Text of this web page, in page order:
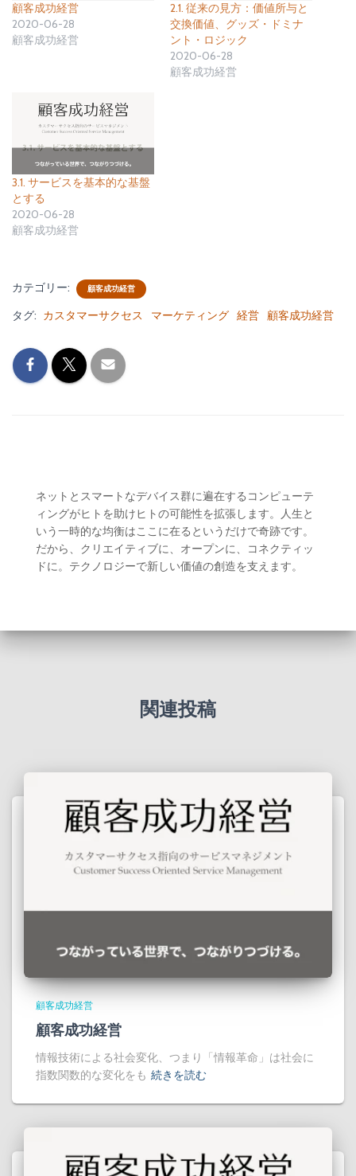
顧客成功経営
2020-06-28
顧客成功経営
2.1. 従来の見方：価値所与と
交換価値、グッズ・ドミナ
ント・ロジック
2020-06-28
顧客成功経営
3.1. サービスを基本的な基盤
とする
2020-06-28
顧客成功経営
カテゴリー: 顧客成功経営
タグ: カスタマーサクセス マーケティング 経営 顧客成功経営
ネットとスマートなデバイス群に遍在するコンピューテ
ィングがヒトを助けヒトの可能性を拡張します。人生と
いう一時的な均衡はここに在るというだけで奇跡です。
だから、クリエイティブに、オープンに、コネクティッ
ドに。テクノロジーで新しい価値の創造を支えます。
関連投稿
顧客成功経営
顧客成功経営
情報技術による社会変化、つまり「情報革命」は社会に
指数関数的な変化をも 続きを読む